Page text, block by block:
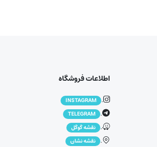
اطلاعات فروشگاه
.
INSTAGRAM
.
TELEGRAM
. نقشه گوگل
. نقشه نشان